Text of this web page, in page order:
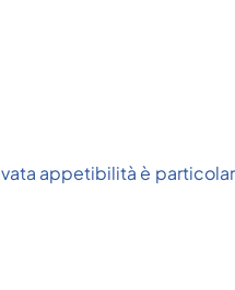
appetibilità è